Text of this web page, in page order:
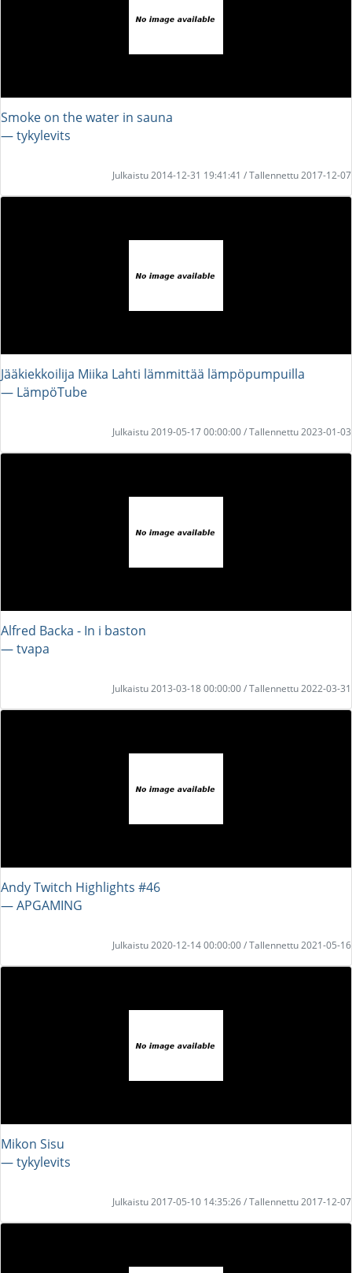
Smoke on the water in sauna
― tykylevits
Julkaistu 2014-12-31 19:41:41 / Tallennettu 2017-12-07
Jääkiekkoilija Miika Lahti lämmittää lämpöpumpuilla
― LämpöTube
Julkaistu 2019-05-17 00:00:00 / Tallennettu 2023-01-03
Alfred Backa - In i baston
― tvapa
Julkaistu 2013-03-18 00:00:00 / Tallennettu 2022-03-31
Andy Twitch Highlights #46
― APGAMING
Julkaistu 2020-12-14 00:00:00 / Tallennettu 2021-05-16
Mikon Sisu
― tykylevits
Julkaistu 2017-05-10 14:35:26 / Tallennettu 2017-12-07